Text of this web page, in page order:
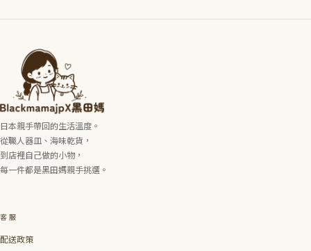
日本親手帶回的生活溫度。
從職人器皿、海味乾貨，
到店裡自己做的小物，
每一件都是黑田媽親手挑選。
客服
配送政策